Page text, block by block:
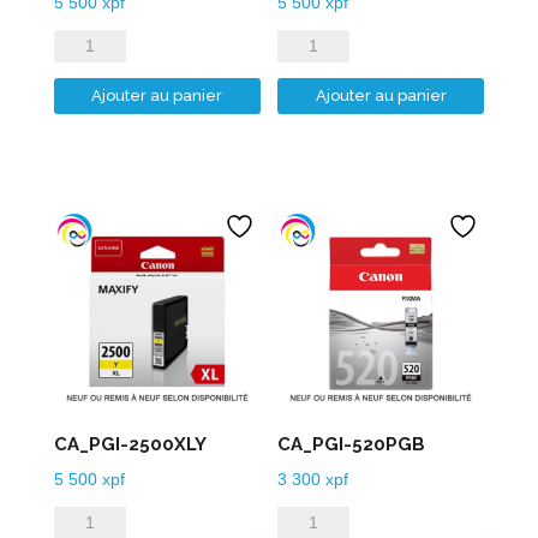
quantité
de
CA_PGI-
Ajouter au panier
quantité
de
CA_PGI-
Ajouter au panier
CA_PGI-2500XLY
5 500 xpf
quantité
CA_PGI-520PGB
3 300xpf
quantité